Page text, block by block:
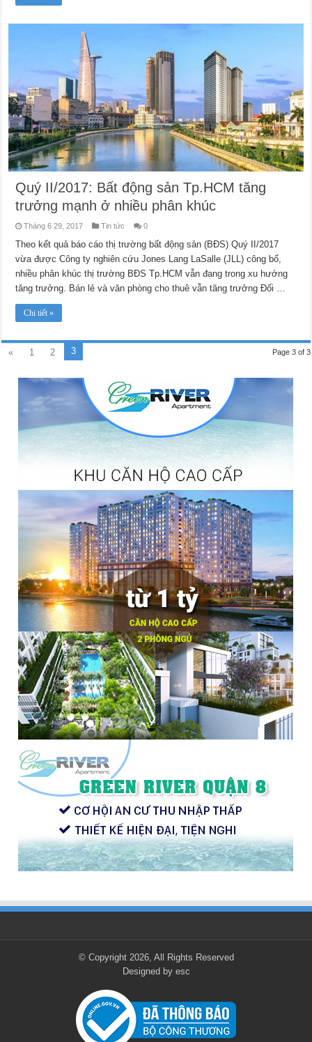
Quý II/2017: Bất động sản Tp.HCM tăng
trưởng mạnh ở nhiều phân khúc
Tháng 6 29, 2017 Tin tức 0
Theo kết quả báo cáo thị trường bất động sản (BĐS) Quý II/2017
vừa được Công ty nghiên cứu Jones Lang LaSalle (JLL) công bố,
nhiều phân khúc thị trường BĐS Tp.HCM vẫn đang trong xu hướng
tăng trưởng. Bán lẻ và văn phòng cho thuê vẫn tăng trưởng Đối …
Chi tiết »
Page 3 of 3
« 1 2 3
© Copyright 2026, All Rights Reserved
Designed by esc